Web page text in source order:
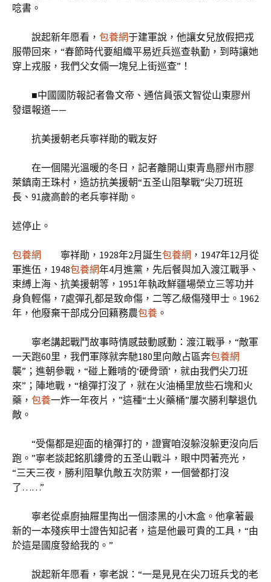
唸書。
說起新年愿看， 包養網于建軍說，他讓女兒放假把戎
服帶回來，“春節時代要組織平易近兵巡查執勤，到時讓她
穿上戎服，我們父女倆一塊兒上街巡查”！
■中國國防報記者魯文帝、通信員張文智從山東膠州
發還報道——
抗美援朝老兵寧祥勛的戰友好
在一個陽光溫暖的冬日，記者離開山東青島膠州市膠
萊鎮南王珠村，造訪抗美援朝“五圣山阻擊戰”尖刀班班
長、91歲高齡的老兵寧祥勛。
述停止。
包養網 寧祥勛，1928年2月誕生包養網 ，1947年12月從
軍進伍，1948包養網年4月進黨，先后餐與加入渡江戰爭、
束縛上海、抗美援朝等，1951年執政鮮疆場榮立三等功并
身負輕傷，7處彈孔都是致命傷，二等乙級傷殘甲士。1962
年，他廢棄干部成分回籍務農包養 。
寧老講起戰鬥故事時情感鼓動感動：渡江戰爭，“敵軍
一天跑60里，我們軍隊就奔馳180里向敵占區奔包養網
襲”；進朝參戰，“碰上難啃的‘硬骨頭’，就由我們尖刀班
來”；陣地戰，“槍彈打沒了，就在火油桶里放些石塊和火
藥， 包養一炸一年夜片，”這種“土火藥桶”屢次勝利擊退仇
敵。
“受傷都是迎面的槍彈打的，證實咱沒躲沒躲更沒向后
跑。”寧老談起銘肌鏤骨的五圣山戰斗，眼中閃著亮光，
“三天三夜，勝利阻擊仇敵五次防禦，一個營都打沒
了……”
寧老從桌廚抽屜里掏出一個漆黑的小木盒。他拿著最
新的一本殘疾甲士證告知記者，這是他最可貴的工具，“由
於這是國度發給我的。”
說起新年愿看，寧老說：“一是見見在尖刀班兵戈的老